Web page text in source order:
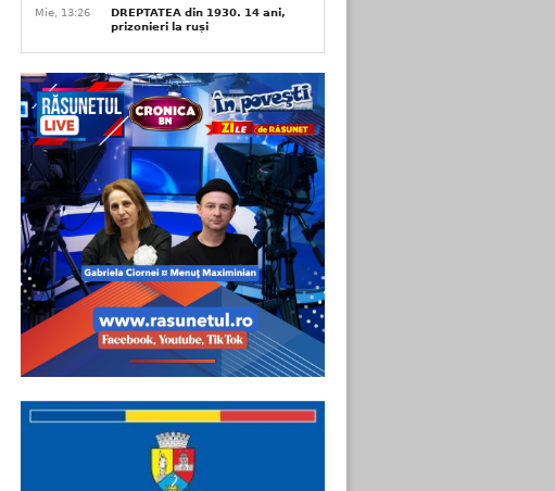
Mie, 13:26
DREPTATEA din 1930. 14 ani,
prizonieri la ruși